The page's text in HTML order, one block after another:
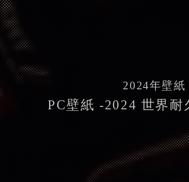
2024年壁紙
PC壁紙 -2024 世界耐